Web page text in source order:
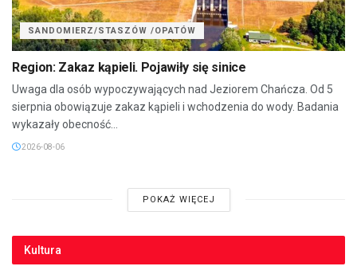
SANDOMIERZ/STASZÓW /OPATÓW
Region: Zakaz kąpieli. Pojawiły się sinice
Uwaga dla osób wypoczywających nad Jeziorem Chańcza. Od 5
sierpnia obowiązuje zakaz kąpieli i wchodzenia do wody. Badania
wykazały obecność...
2026-08-06
POKAŻ WIĘCEJ
Kultura